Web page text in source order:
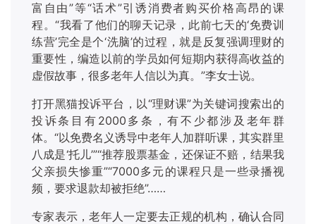
富自由”等“话术”引诱消费者购买价格高昂的课
程。“我看了他们的聊天记录，此前七天的‘免费训
练营’完全是个‘洗脑’的过程，就是反复强调理财的
重要性，编造以前的学员如何短期内获得高收益的
虚假故事，很多老年人信以为真。”李女士说。
打开黑猫投诉平台，以“理财课”为关键词搜索出的
投诉条目有2000多条，有不少都涉及老年群
体。“以免费名义诱导中老年人加群听课，其实群里
八成是‘托儿’”“推荐股票基金，还保证不赔，结果我
父亲损失惨重”“7000多元的课程只是一些录播视
频，要求退款却被拒绝”……
专家表示，老年人一定要去正规的机构，确认合同